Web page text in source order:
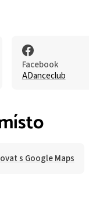
Facebook
ADanceclub
s Google Maps